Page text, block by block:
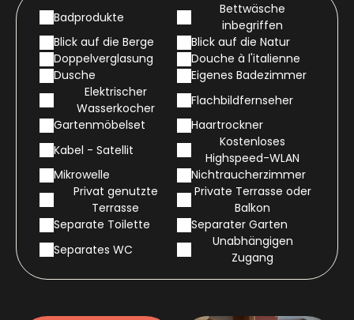
Badprodukte
Bettwäsche
inbegriffen
Blick auf die Berge
Blick auf die Natur
Doppelverglasung
Douche à l'italienne
Dusche
Eigenes Badezimmer
Elektrischer
Wasserkocher
Flachbildfernseher
Gartenmöbelset
Haartrockner
Kabel - Satellit
Kostenloses
Highspeed-WLAN
Mikrowelle
Nichtraucherzimmer
Privat genutzte
Terrasse
Private Terrasse oder
Balkon
Separate Toilette
Separater Garten
Separates WC
Unabhängigen
Zugang